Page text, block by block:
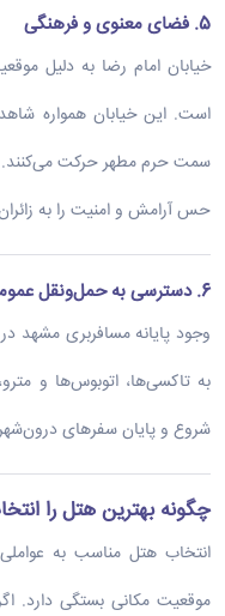
5. فضای معنوی و فرهنگی
خیابان امام رضا به دلیل
است. این خیابان همواره
سمت حرم مطهر حرکت می‌کنند.
حس آرامش و امنیت را به
6. دسترسی به حمل‌ونقل عمومی
وجود پایانه مسافربری مشهد
به تاکسی‌ها، اتوبوس‌ها و
شروع و پایان سفرهای
چگونه بهترین هتل را
انتخاب هتل مناسب به
موقعیت مکانی بستگی دارد.